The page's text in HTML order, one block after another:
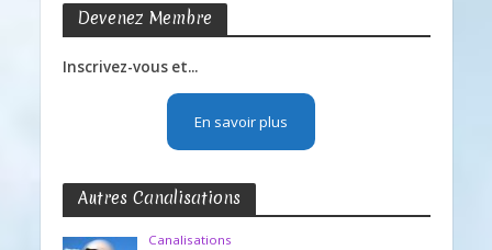
Devenez Membre
Inscrivez-vous et...
En savoir plus
Autres Canalisations
Canalisations